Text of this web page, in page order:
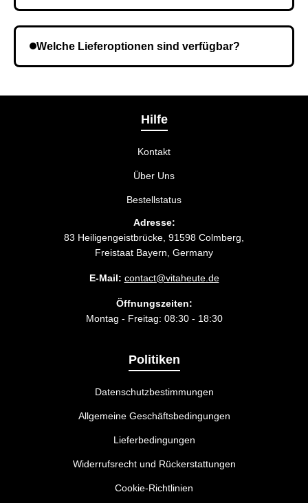
und wiederholen Sie gegebenenfalls die Bestellung.
Welche Lieferoptionen sind verfügbar?
Liefermethode wählen, die am besten zu Ihnen
Hilfe
Kontakt
Über Uns
Bestellstatus
Adresse:
83 Heiligengeistbrücke, 91598 Colmberg,
Freistaat Bayern, Germany
E-Mail: contact@vitaheute.de
Öffnungszeiten:
Montag - Freitag: 08:30 - 18:30
Politiken
Datenschutzbestimmungen
Allgemeine Geschäftsbedingungen
Lieferbedingungen
Widerrufsrecht und Rückerstattungen
Cookie-Richtlinien